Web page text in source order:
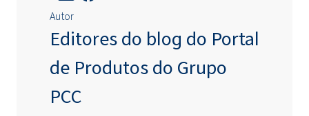
Autor
Editores do blog do Portal
de Produtos do Grupo
PCC